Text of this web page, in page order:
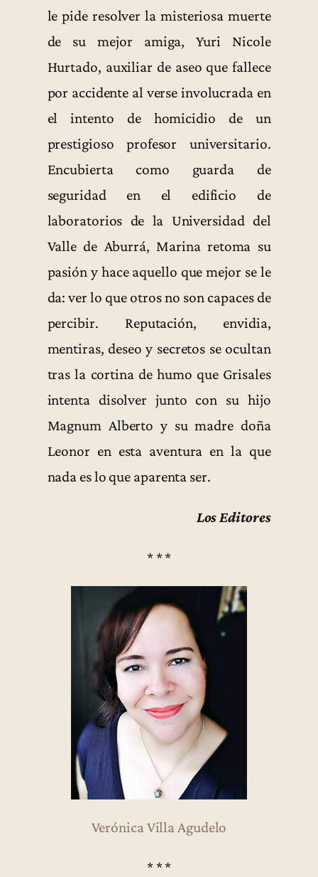
le pide resolver la misteriosa muerte
de su mejor amiga, Yuri Nicole
Hurtado, auxiliar de aseo que fallece
por accidente al verse involucrada en
el intento de homicidio de un
prestigioso profesor universitario.
Encubierta como guarda de
seguridad en el edificio de
laboratorios de la Universidad del
Valle de Aburrá, Marina retoma su
pasión y hace aquello que mejor se le
da: ver lo que otros no son capaces de
percibir. Reputación, envidia,
mentiras, deseo y secretos se ocultan
tras la cortina de humo que Grisales
intenta disolver junto con su hijo
Magnum Alberto y su madre doña
Leonor en esta aventura en la que
nada es lo que aparenta ser.
Los Editores
* * *
Verónica Villa Agudelo
* * *